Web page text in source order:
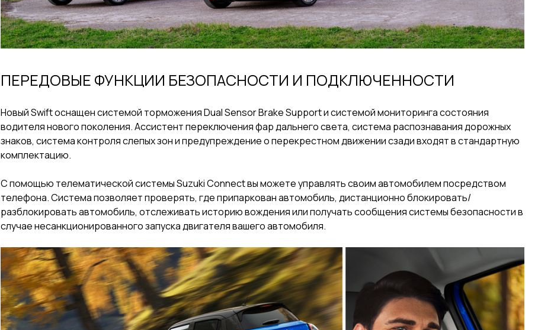
ПЕРЕДОВЫЕ ФУНКЦИИ БЕЗОПАСНОСТИ И ПОДКЛЮЧЕННОСТИ
Новый Swift оснащен системой торможения Dual Sensor Brake Support и системой мониторинга состояния
водителя нового поколения. Ассистент переключения фар дальнего света, система распознавания дорожных
знаков, система контроля слепых зон и предупреждение о перекрестном движении сзади входят в стандартную
комплектацию.
С помощью телематической системы Suzuki Connect вы можете управлять своим автомобилем посредством
телефона. Система позволяет проверять, где припаркован автомобиль, дистанционно блокировать/
разблокировать автомобиль, отслеживать историю вождения или получать сообщения системы безопасности в
случае несанкционированного запуска двигателя вашего автомобиля.